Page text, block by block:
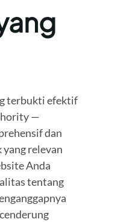
terbukti efektif
—
dan
relevan
Anda
tentang